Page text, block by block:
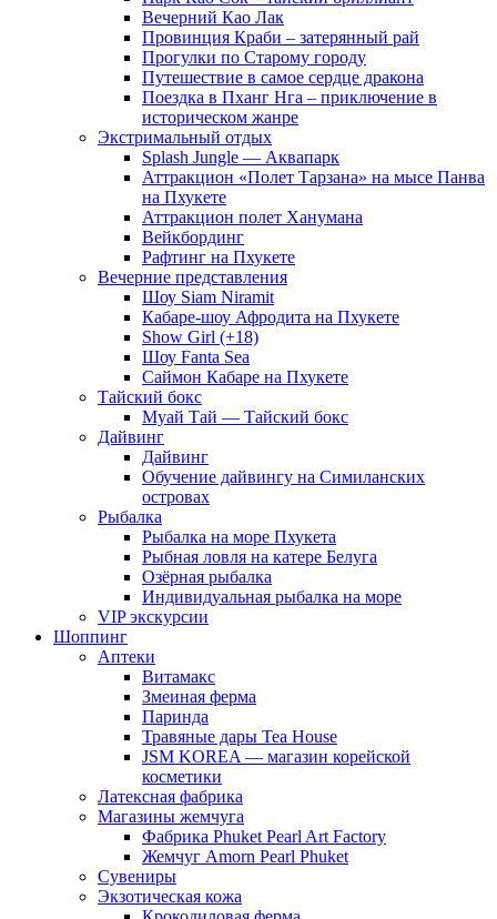
Вечерний Као Лак
Провинция Краби – затерянный рай
Прогулки по Старому городу
Путешествие в самое сердце дракона
Поездка в Пханг Нга – приключение в
историческом жанре
Экстримальный отдых
Splash Jungle — Аквапарк
Аттракцион «Полет Тарзана» на мысе Панва
на Пхукете
Аттракцион полет Ханумана
Вейкбординг
Рафтинг на Пхукете
Вечерние представления
Шоу Siam Niramit
Кабаре-шоу Афродита на Пхукете
Show Girl (+18)
Шоу Fanta Sea
Саймон Кабаре на Пхукете
Тайский бокс
Муай Тай — Тайский бокс
Дайвинг
Дайвинг
Обучение дайвингу на Симиланских
островах
Рыбалка
Рыбалка на море Пхукета
Рыбная ловля на катере Белуга
Озёрная рыбалка
Индивидуальная рыбалка на море
VIP экскурсии
Шоппинг
Аптеки
Витамакс
Змеиная ферма
Паринда
Травяные дары Tea House
JSM KOREA — магазин корейской
косметики
Латексная фабрика
Магазины жемчуга
Фабрика Phuket Pearl Art Factory
Жемчуг Amorn Pearl Phuket
Сувениры
Экзотическая кожа